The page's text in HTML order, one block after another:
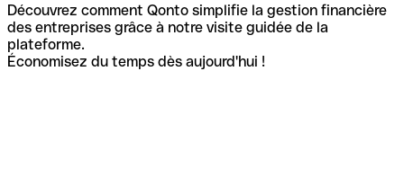
Découvrez comment Qonto simplifie la gestion financière
des entreprises grâce à notre visite guidée de la
plateforme.
Économisez du temps dès aujourd'hui !